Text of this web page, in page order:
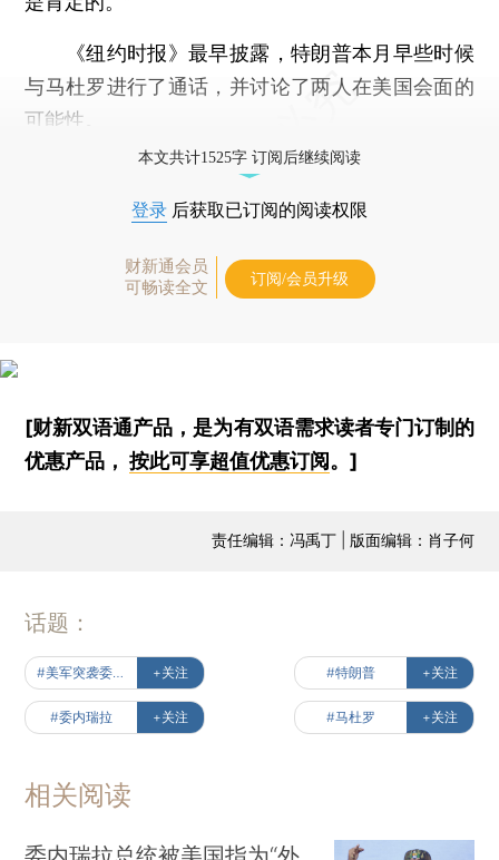
《纽约时报》最早披露，特朗普本月早些时候
与马杜罗进行了通话，并讨论了两人在美国会面的
可能性。
本文共计1525字 订阅后继续阅读
登录 后获取已订阅的阅读权限
财新通会员
可畅读全文
订阅/会员升级
[财新双语通产品，是为有双语需求读者专门订制的
优惠产品，按此可享超值优惠订阅。]
责任编辑：冯禹丁 | 版面编辑：肖子何
话题：
+关注 #特朗普 +关注
#委内瑞拉 +关注 #马杜罗 +关注
相关阅读